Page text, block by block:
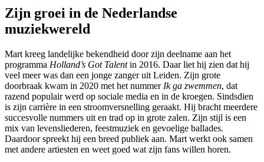
Zijn groei in de Nederlandse
muziekwereld
Mart kreeg landelijke bekendheid door zijn deelname aan het
programma Holland’s Got Talentin 2016. Daar liet hij zien dat hij
veel meer was dan een jonge zanger uit Leiden. Zijn grote
doorbraak kwam in 2020 met het nummer Ik ga zwemmen, dat
razend populair werd op sociale media en in de kroegen. Sindsdien
is zijn carrière in een stroomversnelling geraakt. Hij bracht meerdere
succesvolle nummers uit en trad op in grote zalen. Zijn stijl is een
mix van levensliederen, feestmuziek en gevoelige ballades.
Daardoor spreekt hij een breed publiek aan. Mart werkt ook samen
met andere artiesten en weet goed wat zijn fans willen horen.